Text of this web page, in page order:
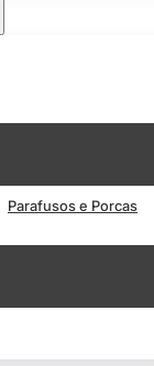
Parafusos e Porcas